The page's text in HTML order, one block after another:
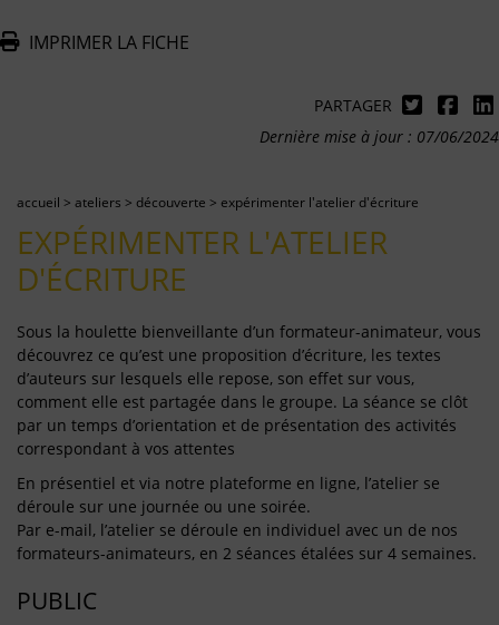
IMPRIMER LA FICHE
PARTAGER
Dernière mise à jour : 07/06/2024
accueil > ateliers > découverte > expérimenter l'atelier d'écriture
EXPÉRIMENTER L'ATELIER
D'ÉCRITURE
Sous la houlette bienveillante d’un formateur-animateur, vous
découvrez ce qu’est une proposition d’écriture, les textes
d’auteurs sur lesquels elle repose, son effet sur vous,
comment elle est partagée dans le groupe. La séance se clôt
par un temps d’orientation et de présentation des activités
correspondant à vos attentes
En présentiel et via notre plateforme en ligne, l’atelier se
déroule sur une journée ou une soirée.
Par e-mail, l’atelier se déroule en individuel avec un de nos
formateurs-animateurs, en 2 séances étalées sur 4 semaines.
PUBLIC